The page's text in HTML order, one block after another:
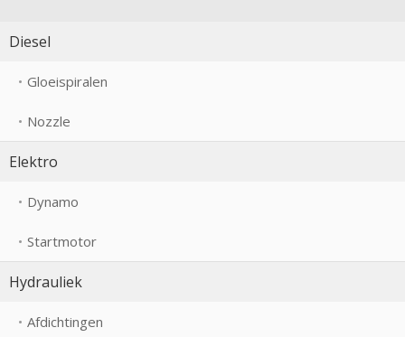
Diesel
Gloeispiralen
Nozzle
Elektro
Dynamo
Startmotor
Hydrauliek
Afdichtingen